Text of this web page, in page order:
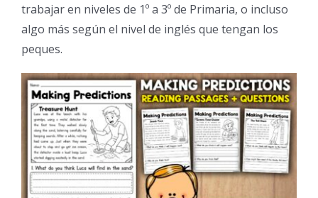
trabajar en niveles de 1º a 3º de Primaria, o incluso
algo más según el nivel de inglés que tengan los
peques.